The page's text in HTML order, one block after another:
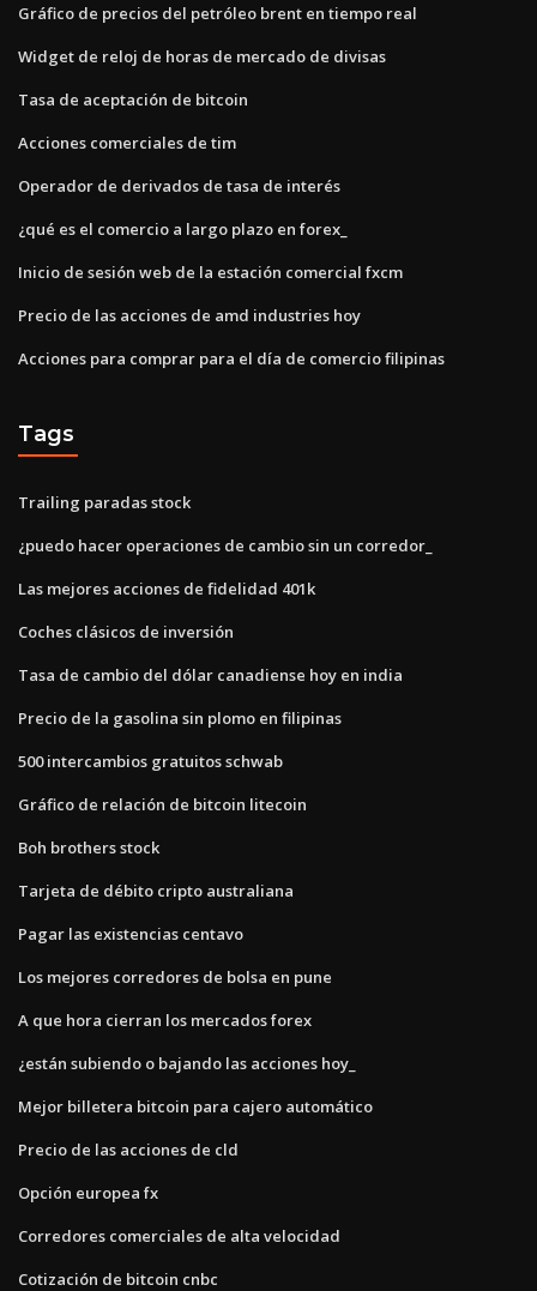
Gráfico de precios del petróleo brent en tiempo real
Widget de reloj de horas de mercado de divisas
Tasa de aceptación de bitcoin
Acciones comerciales de tim
Operador de derivados de tasa de interés
¿qué es el comercio a largo plazo en forex_
Inicio de sesión web de la estación comercial fxcm
Precio de las acciones de amd industries hoy
Acciones para comprar para el día de comercio filipinas
Tags
Trailing paradas stock
¿puedo hacer operaciones de cambio sin un corredor_
Las mejores acciones de fidelidad 401k
Coches clásicos de inversión
Tasa de cambio del dólar canadiense hoy en india
Precio de la gasolina sin plomo en filipinas
500 intercambios gratuitos schwab
Gráfico de relación de bitcoin litecoin
Boh brothers stock
Tarjeta de débito cripto australiana
Pagar las existencias centavo
Los mejores corredores de bolsa en pune
A que hora cierran los mercados forex
¿están subiendo o bajando las acciones hoy_
Mejor billetera bitcoin para cajero automático
Precio de las acciones de cld
Opción europea fx
Corredores comerciales de alta velocidad
Cotización de bitcoin cnbc